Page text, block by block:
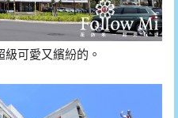
可愛又繽紛的。